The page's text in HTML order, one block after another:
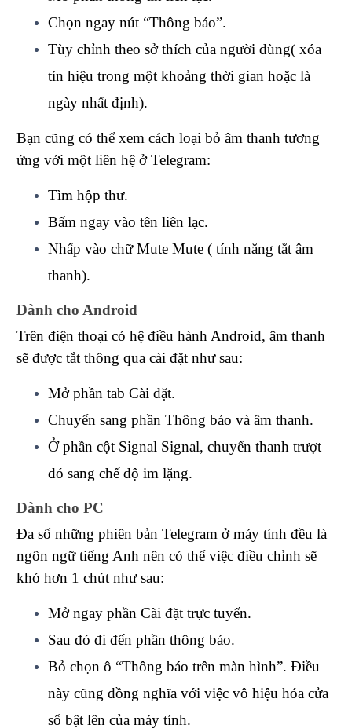
Chọn ngay nút “Thông báo”.
Tùy chỉnh theo sở thích của người dùng( xóa
tín hiệu trong một khoảng thời gian hoặc là
ngày nhất định).
Bạn cũng có thể xem cách loại bỏ âm thanh tương
ứng với một liên hệ ở Telegram:
Tìm hộp thư.
Bấm ngay vào tên liên lạc.
Nhấp vào chữ Mute Mute ( tính năng tắt âm
thanh).
Dành cho Android
Trên điện thoại có hệ điều hành Android, âm thanh
sẽ được tắt thông qua cài đặt như sau:
Mở phần tab Cài đặt.
Chuyển sang phần Thông báo và âm thanh.
Ở phần cột Signal Signal, chuyển thanh trượt
đó sang chế độ im lặng.
Dành cho PC
Đa số những phiên bản Telegram ở máy tính đều là
ngôn ngữ tiếng Anh nên có thể việc điều chỉnh sẽ
khó hơn 1 chút như sau:
Mở ngay phần Cài đặt trực tuyến.
Sau đó đi đến phần thông báo.
Bỏ chọn ô “Thông báo trên màn hình”. Điều
này cũng đồng nghĩa với việc vô hiệu hóa cửa
sổ bật lên của máy tính.